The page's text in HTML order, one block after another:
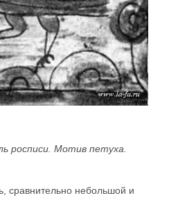
росписи. Мотив петуха.
сравнительно небольшой и